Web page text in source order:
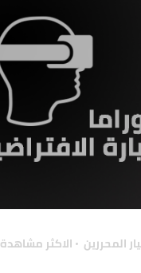
المحررين الاكثر مشاهدة